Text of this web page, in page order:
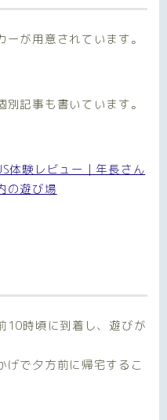
が用意されています。
記事も書いています。
体験レビュー｜年長さん
の遊び場
10時頃に到着し、遊びが
げで夕方前に帰宅するこ